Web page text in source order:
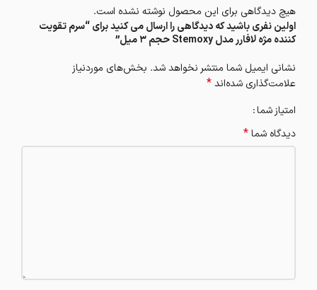
هیچ دیدگاهی برای این محصول نوشته نشده است.
اولین نفری باشید که دیدگاهی را ارسال می کنید برای “سرم تقویت
کننده مژه لافارر مدل Stemoxy حجم 3 میل”
نشانی ایمیل شما منتشر نخواهد شد. بخش‌های موردنیاز
علامت‌گذاری شده‌اند*
امتیاز شما
دیدگاه شما*